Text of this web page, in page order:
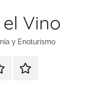
Vino
y Enoturismo
Contacto